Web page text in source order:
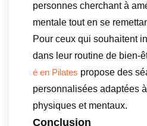
personnes cherchant à
mentale tout en se
Pour ceux qui souhaitent
dans leur routine de bien-
é en Pilates propose des
personnalisées adaptées
physiques et mentaux.
Conclusion